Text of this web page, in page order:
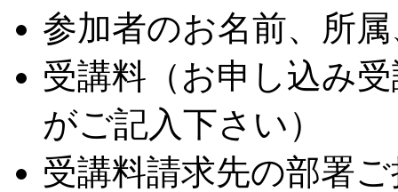
参加者のお名前、所
受講料（お申し込み
がご記入下さい）
受講料請求先の部署